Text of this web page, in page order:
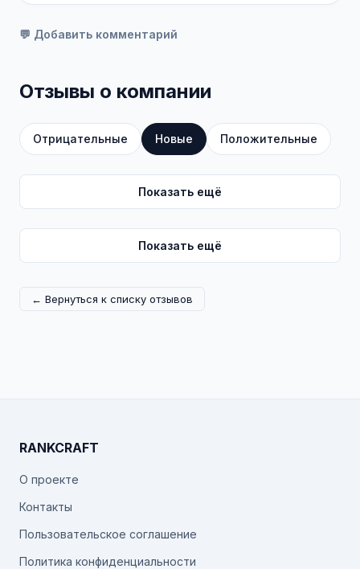
💬 Добавить комментарий
Отзывы о компании
Отрицательные Новые Положительные
Показать ещё
Показать ещё
← Вернуться к списку отзывов
RANKCRAFT
О проекте
Контакты
Пользовательское соглашение
Политика конфиденциальности